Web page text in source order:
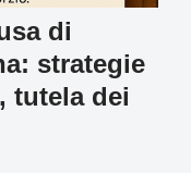
di
strategie
tutela dei